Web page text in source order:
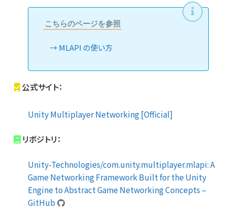
こちらのページを参照
MLAPI の使い方
公式サイト：
Unity Multiplayer Networking [Official]
リポジトリ：
Unity-Technologies/com.unity.multiplayer.mlapi: A
Game Networking Framework Built for the Unity
Engine to Abstract Game Networking Concepts –
GitHub